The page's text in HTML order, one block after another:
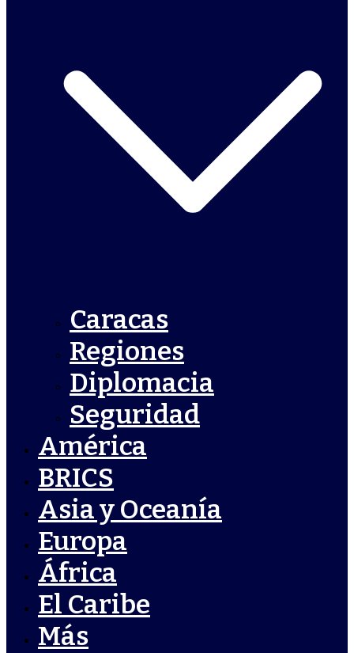
Caracas
Regiones
Diplomacia
Seguridad
América
BRICS
Asia y Oceanía
Europa
África
El Caribe
Más